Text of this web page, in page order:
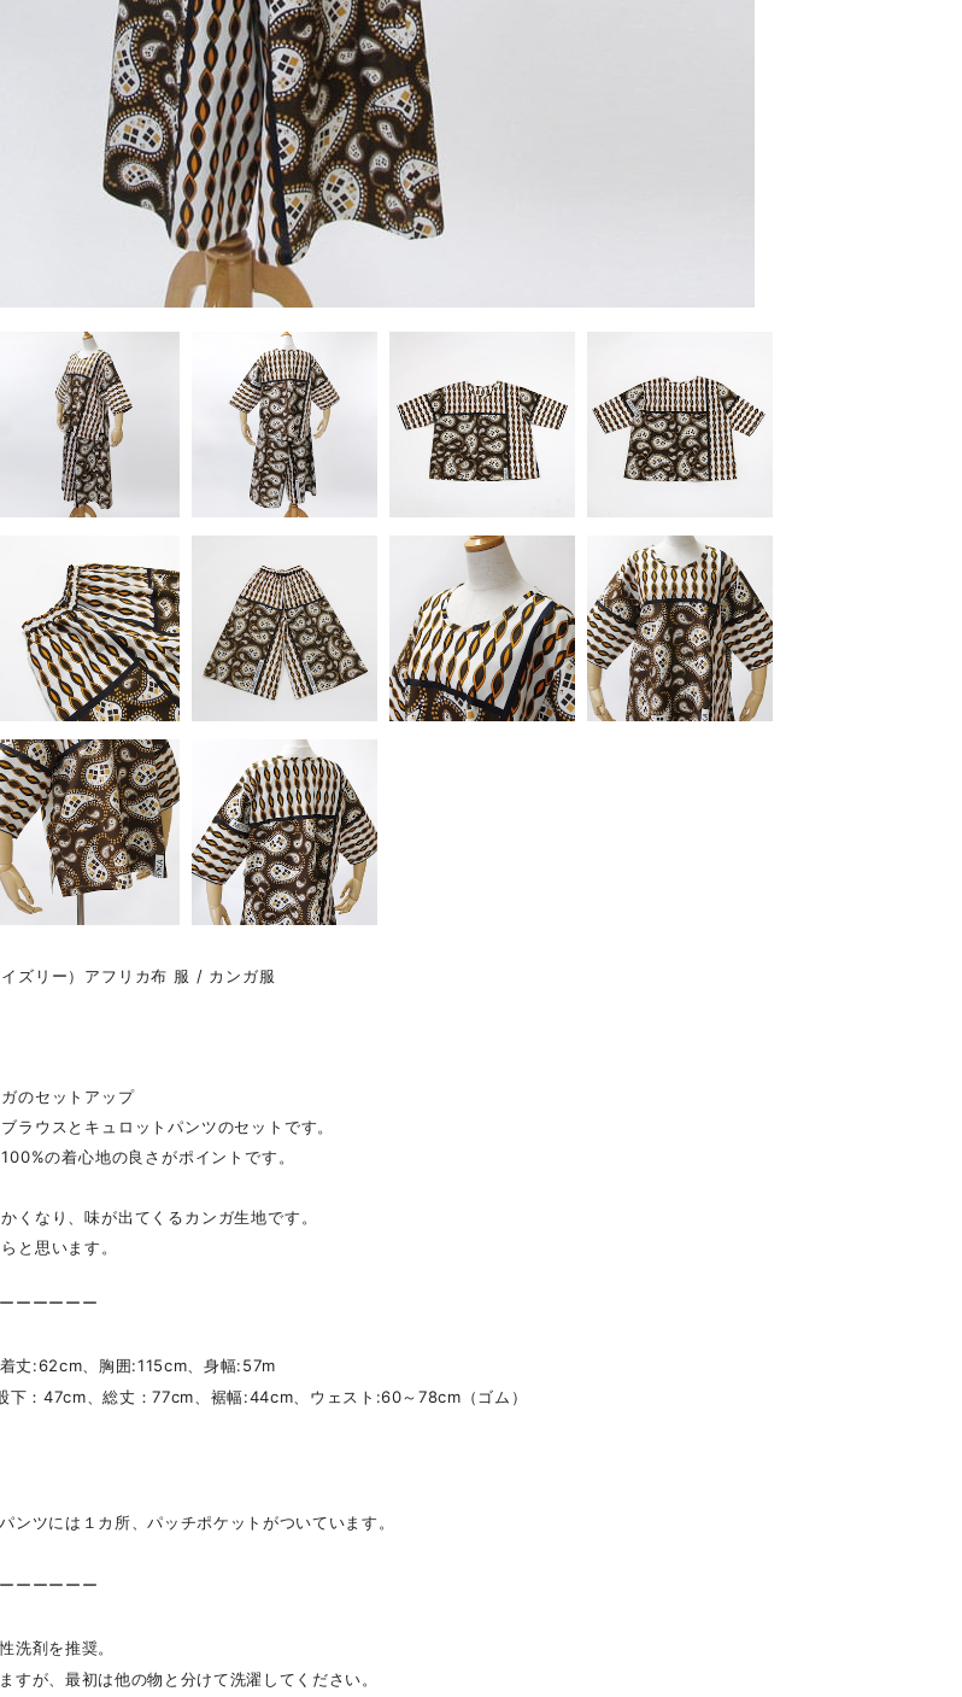
ズリー）アフリカ布 服 / カンガ服
のセットアップ
ラウスとキュロットパンツのセットです。
の着心地の良さがポイントです。
くなり、味が出てくるカンガ生地です。
と思います。
ーーーーー
丈:62cm、胸囲:115cm、身幅:57m
：47cm、総丈：77cm、裾幅:44cm、ウェスト:60～78cm（ゴム）
ンツには１カ所、パッチポケットがついています。
ーーーーー
洗剤を推奨。
すが、最初は他の物と分けて洗濯してください。